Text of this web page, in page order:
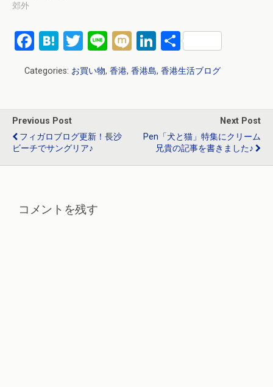
郊外
F
ce
o
o
k
H
e
a
T
wi
tt
Li
n
e
M
ixi
Li
n
ke
共
有
Categories: お買い物, 香港, 香港島, 香港生活ブログ
Previous Post
フィガロブログ更新！長沙
ビーチでサングリア♪
Next Post
Pen「犬と猫」特集にクリーム
兄貴の記事を書きました♪
コメントを残す